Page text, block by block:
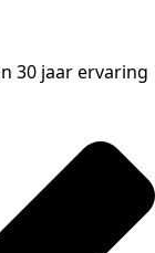
30 jaar ervaring